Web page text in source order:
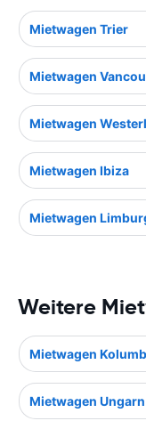
Mietwagen Trier
Mietwagen
Mietwagen
Mietwagen Ibiza
Mietwagen
Weitere
Mietwagen
Mietwagen Ungarn